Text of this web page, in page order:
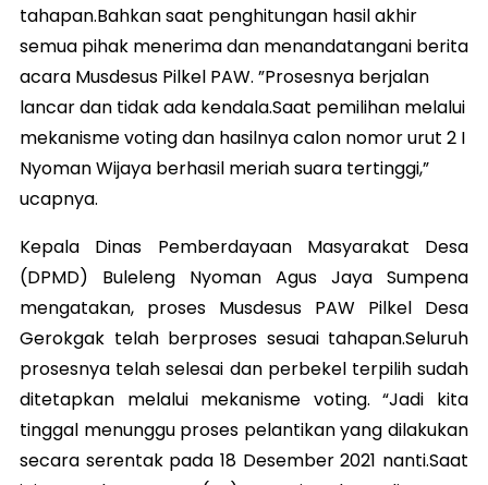
tahapan.Bahkan saat penghitungan hasil akhir
semua pihak menerima dan menandatangani berita
acara Musdesus Pilkel PAW. ”Prosesnya berjalan
lancar dan tidak ada kendala.Saat pemilihan melalui
mekanisme voting dan hasilnya calon nomor urut 2 I
Nyoman Wijaya berhasil meriah suara tertinggi,”
ucapnya.
Kepala Dinas Pemberdayaan Masyarakat Desa
(DPMD) Buleleng Nyoman Agus Jaya Sumpena
mengatakan, proses Musdesus PAW Pilkel Desa
Gerokgak telah berproses sesuai tahapan.Seluruh
prosesnya telah selesai dan perbekel terpilih sudah
ditetapkan melalui mekanisme voting. “Jadi kita
tinggal menunggu proses pelantikan yang dilakukan
secara serentak pada 18 Desember 2021 nanti.Saat